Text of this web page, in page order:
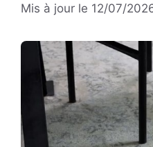
Mis à jour le 12/07/